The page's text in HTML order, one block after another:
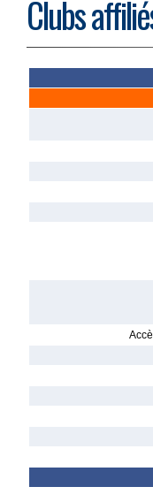
Clubs